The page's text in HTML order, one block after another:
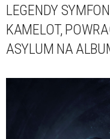
LEGENDY
KAMELOT,
ASYLUM NA